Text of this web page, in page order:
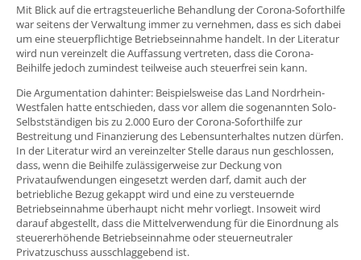
Mit Blick auf die ertragsteuerliche Behandlung der Corona-Soforthilfe
war seitens der Verwaltung immer zu vernehmen, dass es sich dabei
um eine steuerpflichtige Betriebseinnahme handelt. In der Literatur
wird nun vereinzelt die Auffassung vertreten, dass die Corona-
Beihilfe jedoch zumindest teilweise auch steuerfrei sein kann.
Die Argumentation dahinter: Beispielsweise das Land Nordrhein-
Westfalen hatte entschieden, dass vor allem die sogenannten Solo-
Selbstständigen bis zu 2.000 Euro der Corona-Soforthilfe zur
Bestreitung und Finanzierung des Lebensunterhaltes nutzen dürfen.
In der Literatur wird an vereinzelter Stelle daraus nun geschlossen,
dass, wenn die Beihilfe zulässigerweise zur Deckung von
Privataufwendungen eingesetzt werden darf, damit auch der
betriebliche Bezug gekappt wird und eine zu versteuernde
Betriebseinnahme überhaupt nicht mehr vorliegt. Insoweit wird
darauf abgestellt, dass die Mittelverwendung für die Einordnung als
steuererhöhende Betriebseinnahme oder steuerneutraler
Privatzuschuss ausschlaggebend ist.